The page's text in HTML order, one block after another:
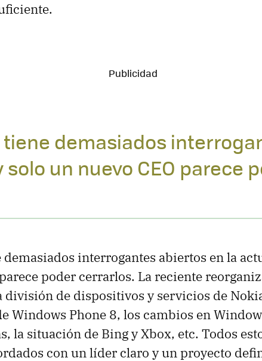
demasiados
un nuevo CEO parece
interrogantes abiertos en la
poder cerrarlos. La reciente
división de dispositivos y servicios de
Windows Phone 8, los cambios en
la situación de Bing y Xbox, etc. Todos
con un líder claro y un proyecto